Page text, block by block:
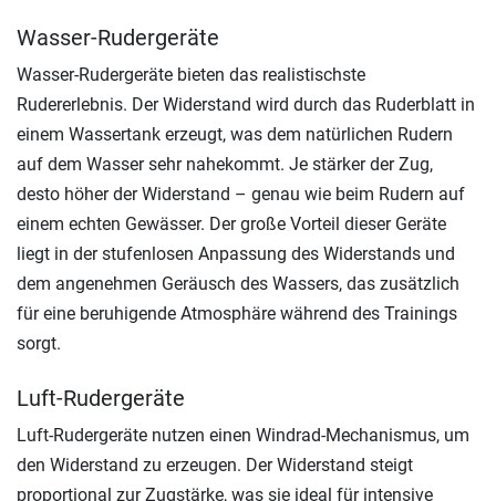
Wasser-Rudergeräte
Wasser-Rudergeräte bieten das realistischste
Rudererlebnis. Der Widerstand wird durch das Ruderblatt in
einem Wassertank erzeugt, was dem natürlichen Rudern
auf dem Wasser sehr nahekommt. Je stärker der Zug,
desto höher der Widerstand – genau wie beim Rudern auf
einem echten Gewässer. Der große Vorteil dieser Geräte
liegt in der stufenlosen Anpassung des Widerstands und
dem angenehmen Geräusch des Wassers, das zusätzlich
für eine beruhigende Atmosphäre während des Trainings
sorgt.
Luft-Rudergeräte
Luft-Rudergeräte nutzen einen Windrad-Mechanismus, um
den Widerstand zu erzeugen. Der Widerstand steigt
proportional zur Zugstärke, was sie ideal für intensive